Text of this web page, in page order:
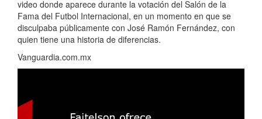
video donde aparece durante la votación del Salón de la
Fama del Futbol Internacional, en un momento en que se
disculpaba públicamente con José Ramón Fernández, con
quien tiene una historia de diferencias.
Vanguardia.com.mx